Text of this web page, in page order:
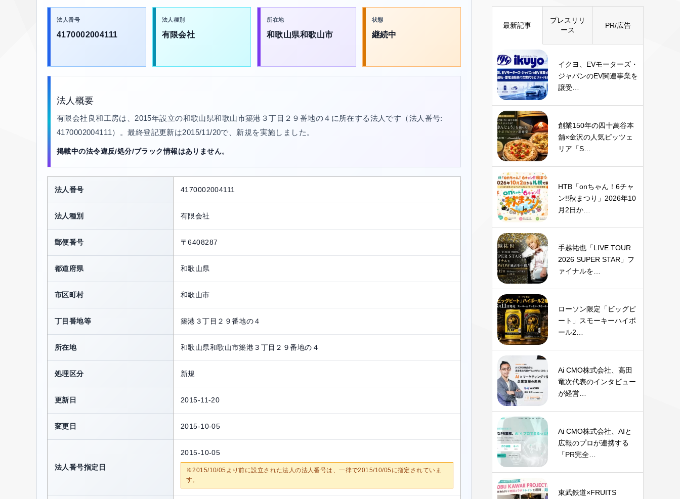
法人番号
4170002004111
法人種別
有限会社
所在地
和歌山県和歌山市
状態
継続中
法人概要
有限会社良和工房は、2015年設立の和歌山県和歌山市築港３丁目２９番地の４に所在する法人です（法人番号:
4170002004111）。最終登記更新は2015/11/20で、新規を実施しました。
掲載中の法令違反/処分/ブラック情報はありません。
法人番号 4170002004111
法人種別 有限会社
郵便番号 〒6408287
都道府県 和歌山県
市区町村 和歌山市
丁目番地等 築港３丁目２９番地の４
所在地 和歌山県和歌山市築港３丁目２９番地の４
処理区分 新規
更新日 2015-11-20
変更日 2015-10-05
法人番号指定日
2015-10-05
※2015/10/05より前に設立された法人の法人番号は、一律で2015/10/05に指定されていま
す。
最新記事
プレスリリ
ース
PR/広告
イクヨ、EVモーターズ・
ジャパンのEV関連事業を
譲受…
創業150年の四十萬谷本
舗×金沢の人気ピッツェ
リア「S…
HTB「onちゃん！6チャ
ン!!秋まつり」2026年10
月2日か…
手越祐也「LIVE TOUR
2026 SUPER STAR」フ
ァイナルを…
ローソン限定「ビッグピ
ート」スモーキーハイボ
ール2…
Ai CMO株式会社、高田
竜次代表のインタビュー
が経営…
Ai CMO株式会社、AIと
広報のプロが連携する
「PR完全…
東武鉄道×FRUITS